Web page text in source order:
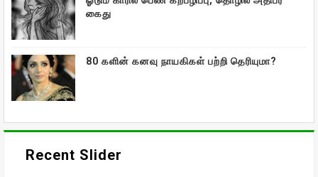
கைது
80 களின் கனவு நாயகிகள் பற்றி தெரியுமா?
Recent Slider